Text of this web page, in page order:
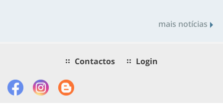
mais notícias
Contactos Login